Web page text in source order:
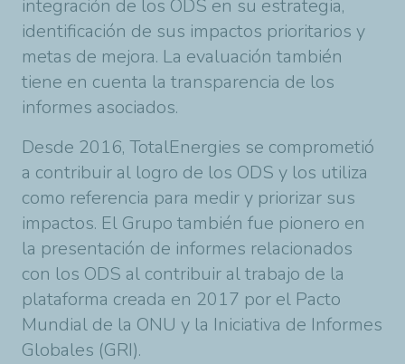
integración de los ODS en su estrategia,
identificación de sus impactos prioritarios y
metas de mejora. La evaluación también
tiene en cuenta la transparencia de los
informes asociados.
Desde 2016, TotalEnergies se comprometió
a contribuir al logro de los ODS y los utiliza
como referencia para medir y priorizar sus
impactos. El Grupo también fue pionero en
la presentación de informes relacionados
con los ODS al contribuir al trabajo de la
plataforma creada en 2017 por el Pacto
Mundial de la ONU y la Iniciativa de Informes
Globales (GRI).